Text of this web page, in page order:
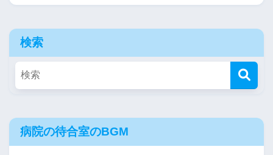
検索
病院の待合室のBGM